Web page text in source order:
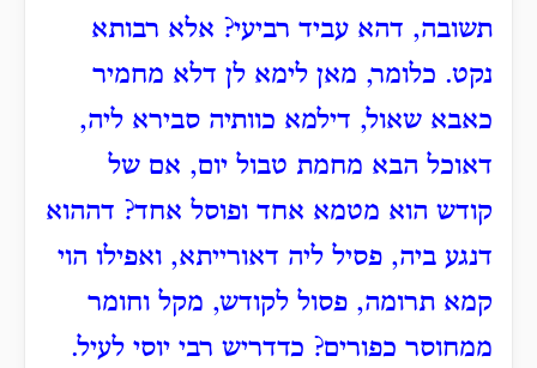
תשובה, דהא עביד רביעי? אלא רבותא
נקט. כלומר, מאן לימא לן דלא מחמיר
כאבא שאול, דילמא כוותיה סבירא ליה,
דאוכל הבא מחמת טבול יום, אם של
קודש הוא מטמא אחד ופוסל אחד? דההוא
דנגע ביה, פסיל ליה דאורייתא, ואפילו הוי
קמא תרומה, פסול לקודש, מקל וחומר
ממחוסר כפורים? כדדריש רבי יוסי לעיל.